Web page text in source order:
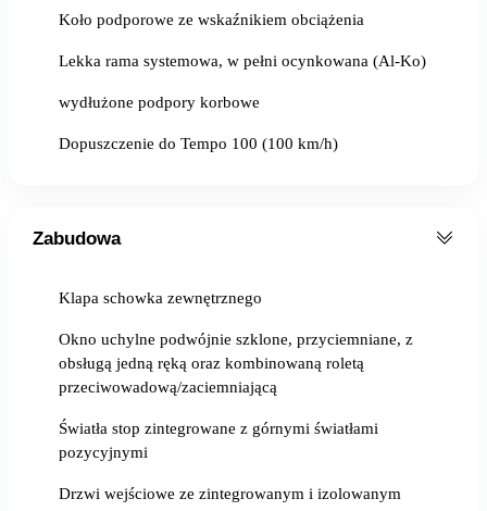
Koło podporowe ze wskaźnikiem obciążenia
Lekka rama systemowa, w pełni ocynkowana (Al-Ko)
wydłużone podpory korbowe
Dopuszczenie do Tempo 100 (100 km/h)
Zabudowa
Klapa schowka zewnętrznego
Okno uchylne podwójnie szklone, przyciemniane, z
obsługą jedną ręką oraz kombinowaną roletą
przeciwowadową/zaciemniającą
Światła stop zintegrowane z górnymi światłami
pozycyjnymi
Drzwi wejściowe ze zintegrowanym i izolowanym